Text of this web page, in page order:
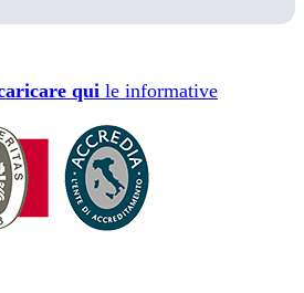
qui le informative